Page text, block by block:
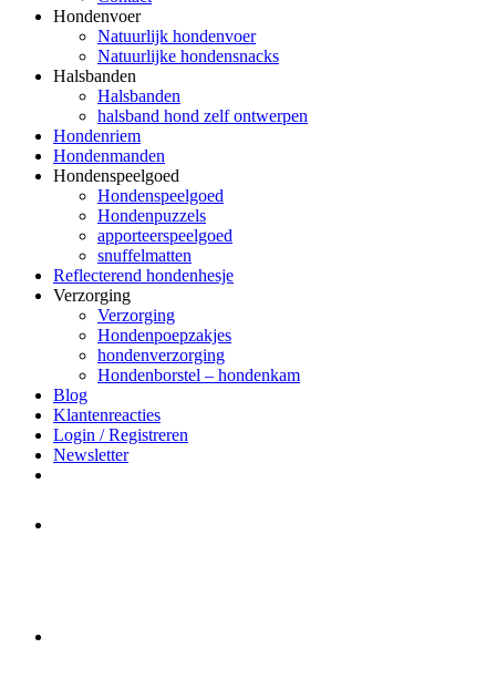
Hondenvoer
Natuurlijk hondenvoer
Natuurlijke hondensnacks
Halsbanden
Halsbanden
halsband hond zelf ontwerpen
Hondenriem
Hondenmanden
Hondenspeelgoed
Hondenspeelgoed
Hondenpuzzels
apporteerspeelgoed
snuffelmatten
Reflecterend hondenhesje
Verzorging
Verzorging
Hondenpoepzakjes
hondenverzorging
Hondenborstel – hondenkam
Blog
Klantenreacties
Login / Registreren
Newsletter